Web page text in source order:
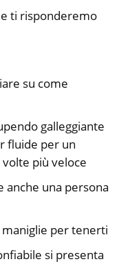
ti risponderemo
su come
galleggiante
fluide per un
più veloce
anche una persona
per tenerti
si presenta